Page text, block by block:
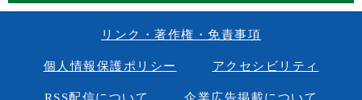
リンク・著作権・免責事項
個人情報保護ポリシー アクセシビリティ
RSS配信について 企業広告掲載について